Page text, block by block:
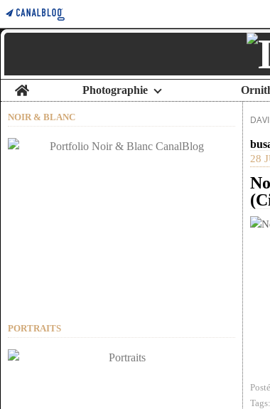
Home Photographie
NOIR & BLANC
PORTRAITS
28
Tags: